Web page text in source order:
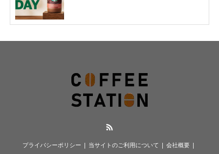
プライバシーポリシー 当サイトのご利用について
会社概要